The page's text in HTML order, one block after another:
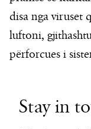
disa nga viruset
luftoni,
përforcues i
Stay in